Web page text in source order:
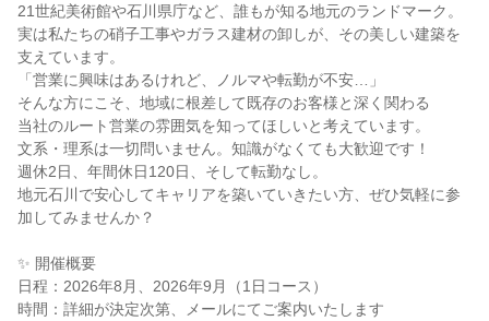
21世紀美術館や石川県庁など、誰もが知る地元のランドマーク。
実は私たちの硝子工事やガラス建材の卸しが、その美しい建築を
支えています。
「営業に興味はあるけれど、ノルマや転勤が不安…」
そんな方にこそ、地域に根差して既存のお客様と深く関わる
当社のルート営業の雰囲気を知ってほしいと考えています。
文系・理系は一切問いません。知識がなくても大歓迎です！
週休2日、年間休日120日、そして転勤なし。
地元石川で安心してキャリアを築いていきたい方、ぜひ気軽に参
加してみませんか？
✨ 開催概要
日程：2026年8月、2026年9月（1日コース）
時間：詳細が決定次第、メールにてご案内いたします